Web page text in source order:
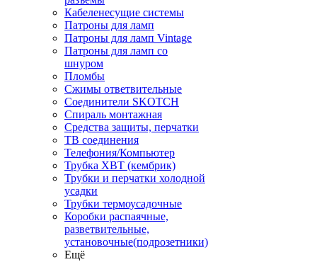
Кабеленесущие системы
Патроны для ламп
Патроны для ламп Vintage
Патроны для ламп со
шнуром
Пломбы
Сжимы ответвительные
Соединители SKOTCH
Спираль монтажная
Средства защиты, перчатки
ТВ соединения
Телефония/Компьютер
Трубка ХВТ (кембрик)
Трубки и перчатки холодной
усадки
Трубки термоусадочные
Коробки распаячные,
разветвительные,
установочные(подрозетники)
Ещё